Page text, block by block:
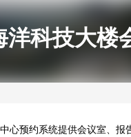
洋科技大楼
心预约系统提供会议室、